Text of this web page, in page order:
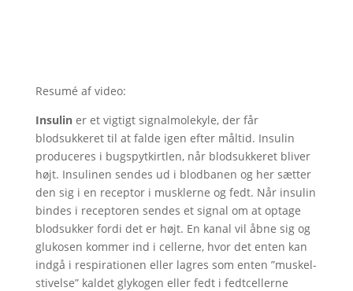
Resumé af video:
Insuliner et vigtigt signalmolekyle, der får
blodsukkeret til at falde igen efter måltid. Insulin
produceres i bugspytkirtlen, når blodsukkeret bliver
højt. Insulinen sendes ud i blodbanen og her sætter
den sig i en receptor i musklerne og fedt. Når insulin
bindes i receptoren sendes et signal om at optage
blodsukker fordi det er højt. En kanal vil åbne sig og
glukosen kommer ind i cellerne, hvor det enten kan
indgå i respirationen eller lagres som enten ”muskel-
stivelse” kaldet glykogen eller fedt i fedtcellerne